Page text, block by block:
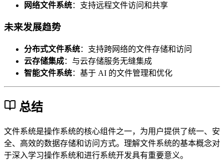
网络文件系统：支持远程文件访问和共享
未来发展趋势
分布式文件系统：支持跨网络的文件存储和访问
云存储集成：与云存储服务无缝集成
智能文件系统：基于 AI 的文件管理和优化
总结
文件系统是操作系统的核心组件之一，为用户提供了统一、安
全、高效的数据存储和访问方式。理解文件系统的基本概念对
于深入学习操作系统和进行系统开发具有重要意义。